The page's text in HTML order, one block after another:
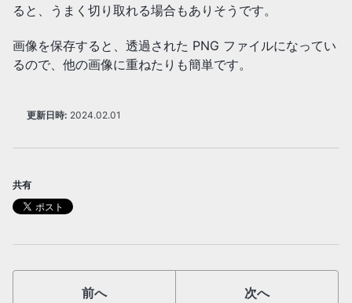
ると、うまく切り取れる場合もありそうです。
画像を保存すると、透過された PNG ファイルになってい
るので、他の画像に重ねたりも簡単です。
更新日時: 2024.02.01
共有
前へ 次へ